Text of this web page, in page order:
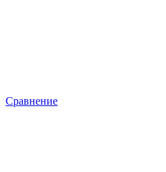
Сравнение